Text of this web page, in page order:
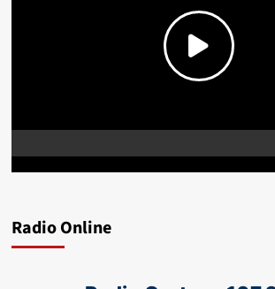
Radio Online